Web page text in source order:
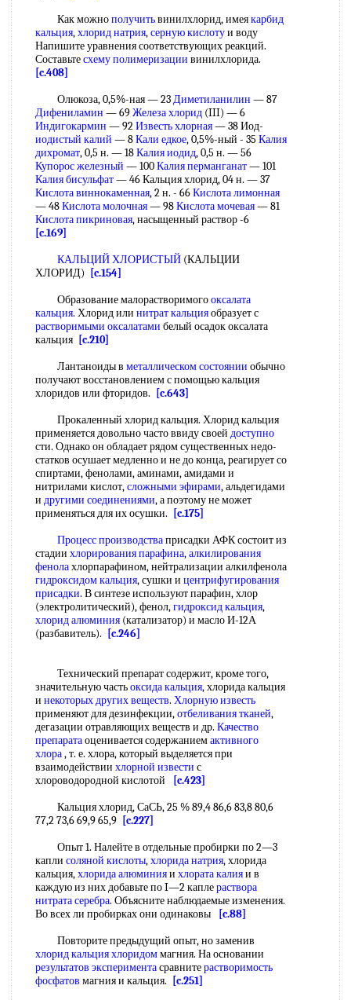
Как можнополучитьвинилхлорид, имеякарбид
кальция,хлорид натрия,серную кислотуи воду
Напишите уравнения соответствующих реакций.
Составьтесхему полимеризации винилхлорида.
[c.408]
Олюкоза, 0,5%-ная — 23Диметиланилин — 87
Дифениламин — 69Железа хлорид (III) — 6
Индигокармин — 92Известь хлорная— 38 Иод-
иодистый калий — 8Кали едкое, 0,5%-ный - 35 Калия
дихромат, 0,5 н. — 18Калия иодид, 0,5 н. — 56
Купорос железный — 100Калия перманганат— 101
Калия бисульфат— 46 Кальция хлорид, 04 н. — 37
Кислота виннокаменная, 2 н. - 66Кислота лимонная
— 48Кислота молочная— 98Кислота мочевая— 81
Кислота пикриновая, насыщенный раствор -6
[c.169]
КАЛЬЦИЙ ХЛОРИСТЫЙ (КАЛЬЦИИ
ХЛОРИД)
[c.154]
Образование малорастворимогооксалата
кальция. Хлорид или нитрат кальцияобразует с
растворимыми оксалатами белый осадок оксалата
кальция [c.210]
Лантаноиды в металлическом состоянии обычно
получают восстановлением с помощью кальция
хлоридов или фторидов.
[c.643]
Прокаленный хлорид кальция. Хлорид кальция
применяется довольно часто ввиду своей доступно
сти. Однако он обладает рядом существенных недо-
статков осушает медленно и не до конца, реагирует со
спиртами, фенолами, аминами, амидами и
нитрилами кислот,сложными эфирами, альдегидами
и другими соединениями, а поэтому не может
применяться для их осушки.
[c.175]
Процесс производстваприсадки АФК состоит из
стадии хлорирования парафина,алкилирования
фенолахлорпарафином, нейтрализации алкилфенола
гидроксидом кальция, сушки и центрифугирования
присадки. В синтезе используют парафин, хлор
(электролитический), фенол,гидроксид кальция,
хлорид алюминия (катализатор) и масло И-12А
(разбавитель).
[c.246]
Технический препарат содержит, кроме того,
значительную частьоксида кальция, хлорида кальция
и некоторых других веществ. Хлорную известь
применяют для дезинфекции,отбеливания тканей,
дегазации отравляющих веществ и др. Качество
препаратаоценивается содержаниемактивного
хлора, т. е. хлора, который выделяется при
взаимодействии хлорной извести с
хлороводородной кислотой
[c.423]
Кальция хлорид, СаСЬ, 25 % 89,4 86,6 83,8 80,6
77,2 73,6 69,9 65,9 [c.227]
Опыт 1. Налейте в отдельные пробирки по 2—3
капли соляной кислоты,хлорида натрия, хлорида
кальция,хлорида алюминияи хлората калияи в
каждую из них добавьте по I—2 каплераствора
нитрата серебра. Объясните наблюдаемые изменения.
Во всех ли пробирках они одинаковы
[c.88]
Повторите предыдущий опыт, но заменив
хлорид кальция хлоридоммагния. На основании
результатов экспериментасравнитерастворимость
фосфатов магния и кальция.
[c.251]